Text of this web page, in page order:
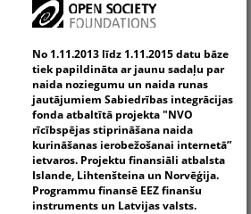
No 1.11.2013 līdz 1.11.2015 datu bāze
tiek papildināta ar jaunu sadaļu par
naida noziegumu un naida runas
jautājumiem Sabiedrības integrācijas
fonda atbaltītā projekta "NVO
rīcībspējas stiprināšana naida
kurināšanas ierobežošanai internetā”
ietvaros. Projektu finansiāli atbalsta
Islande, Lihtenšteina un Norvēģija.
Programmu finansē EEZ finanšu
instruments un Latvijas valsts.